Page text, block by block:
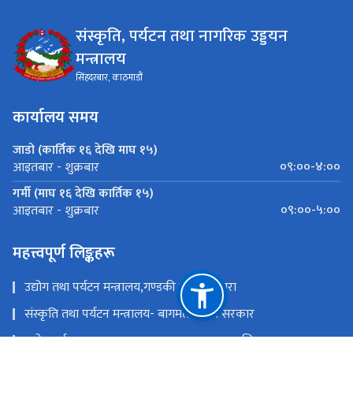
संस्कृति, पर्यटन तथा नागरिक उड्डयन
मन्त्रालय
सिंहदरबार, काठमाडौं
कार्यालय समय
जाडो (कार्तिक १६ देखि माघ १५)
आइतबार - शुक्रबार
०९:००-४:००
गर्मी (माघ १६ देखि कार्तिक १५)
आइतबार - शुक्रबार ०९:००-५:००
महत्त्वपूर्ण लिङ्कहरू
उद्योग तथा पर्यटन मन्त्रालय,गण्डकी प्रदेश ,पोखरा
संस्कृति तथा पर्यटन मन्त्रालय- बागमती प्रदेश सरकार